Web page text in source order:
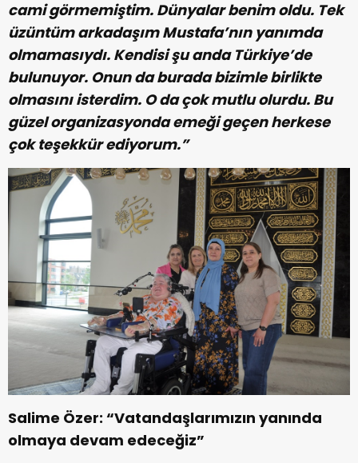
cami görmemiştim. Dünyalar benim oldu. Tek
üzüntüm arkadaşım Mustafa’nın yanımda
olmamasıydı. Kendisi şu anda Türkiye’de
bulunuyor. Onun da burada bizimle birlikte
olmasını isterdim. O da çok mutlu olurdu. Bu
güzel organizasyonda emeği geçen herkese
çok teşekkür ediyorum.”
Salime Özer: “Vatandaşlarımızın yanında
olmaya devam edeceğiz”